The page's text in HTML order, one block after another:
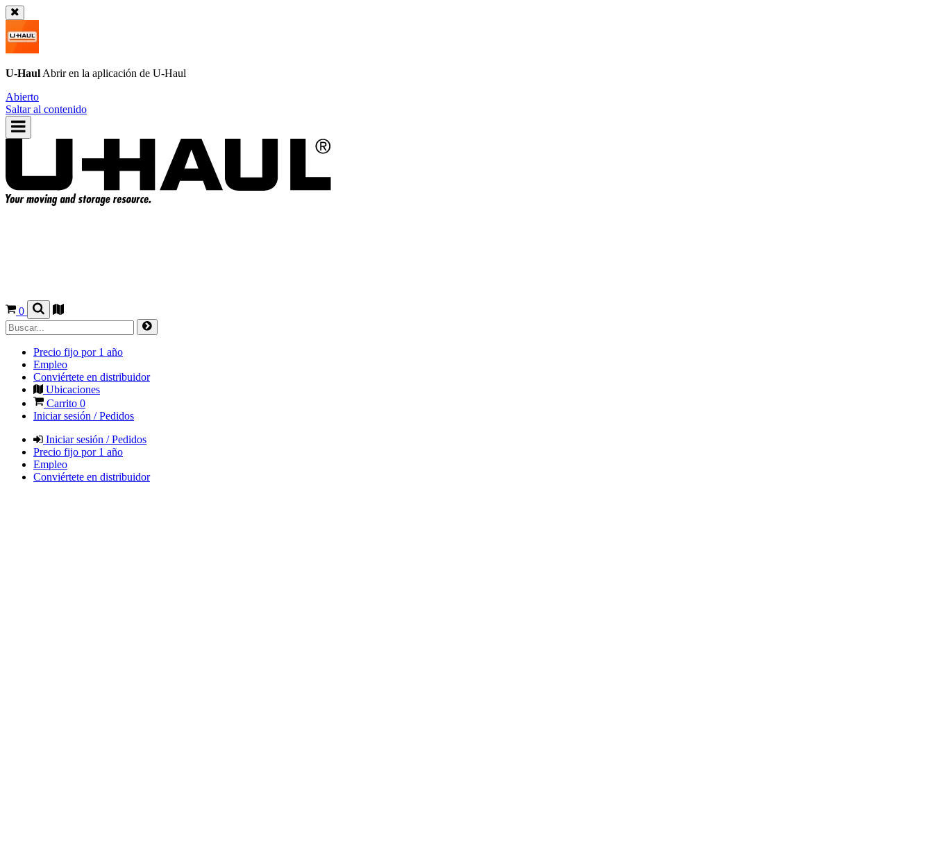
U-Haul Abrir en la aplicación de U-Haul
Abierto
Saltar al contenido
0
Precio fijo por 1 año
Empleo
Conviértete en distribuidor
Ubicaciones
Carrito 0
Iniciar sesión / Pedidos
Iniciar sesión / Pedidos
Precio fijo por 1 año
Empleo
Conviértete en distribuidor